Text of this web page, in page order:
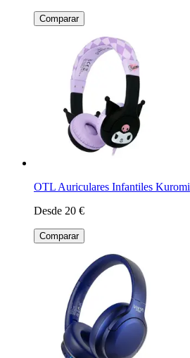
Comparar
OTL Auriculares Infantiles Kuromi
Desde 20 €
Comparar